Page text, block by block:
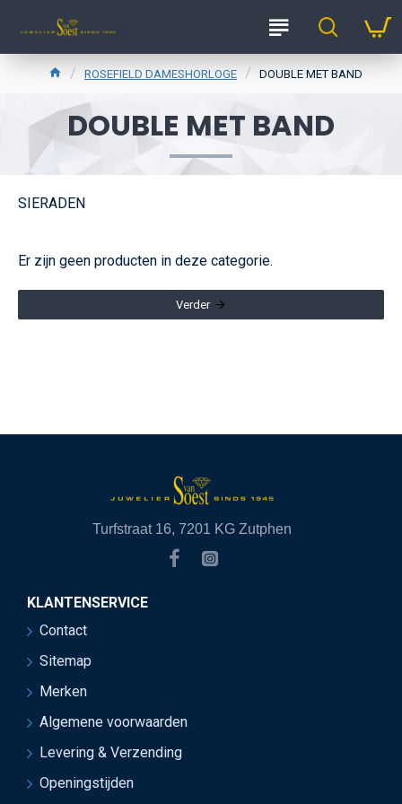
ROSEFIELD DAMESHORLOGE DOUBLE MET BAND
DOUBLE MET BAND
SIERADEN
Er zijn geen producten in deze categorie.
Verder
Turfstraat 16, 7201 KG Zutphen
KLANTENSERVICE
Contact
Sitemap
Merken
Algemene voorwaarden
Levering & Verzending
Openingstijden